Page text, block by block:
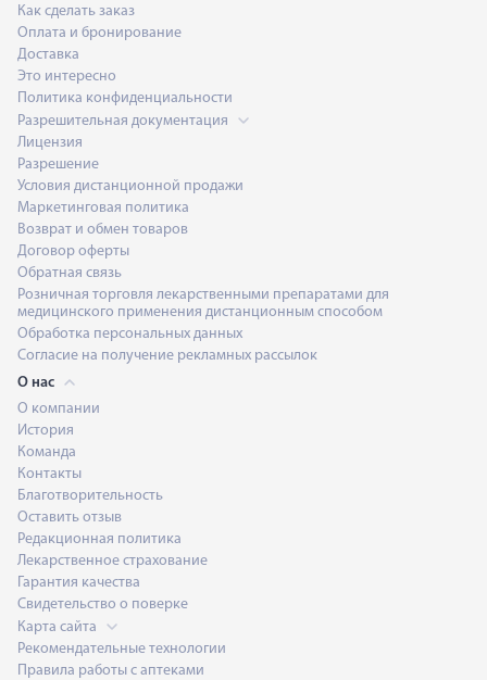
Как сделать заказ
Оплата и бронирование
Доставка
Это интересно
Политика конфиденциальности
Разрешительная документация
Лицензия
Разрешение
Условия дистанционной продажи
Маркетинговая политика
Возврат и обмен товаров
Договор оферты
Обратная связь
Розничная торговля лекарственными препаратами для
медицинского применения дистанционным способом
Обработка персональных данных
Согласие на получение рекламных рассылок
О нас
О компании
История
Команда
Контакты
Благотворительность
Оставить отзыв
Редакционная политика
Лекарственное страхование
Гарантия качества
Свидетельство о поверке
Карта сайта
Рекомендательные технологии
Правила работы с аптеками